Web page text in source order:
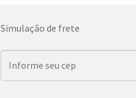
Simulação de frete